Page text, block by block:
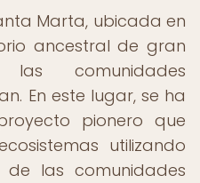
Marta, ubicada en
ancestral de gran
comunidades
En este lugar, se ha
pionero que
utilizando
de las comunidades